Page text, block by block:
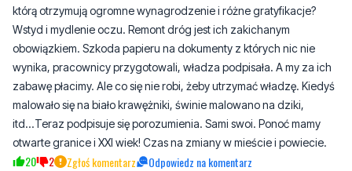
którą otrzymują ogromne wynagrodzenie i różne gratyfikacje?
Wstyd i mydlenie oczu. Remont dróg jest ich zakichanym
obowiązkiem. Szkoda papieru na dokumenty z których nic nie
wynika, pracownicy przygotowali, władza podpisała. A my za ich
zabawę płacimy. Ale co się nie robi, żeby utrzymać władzę. Kiedyś
malowało się na biało krawężniki, świnie malowano na dziki,
itd...Teraz podpisuje się porozumienia. Sami swoi. Ponoć mamy
otwarte granice i XXI wiek! Czas na zmiany w mieście i powiecie.
20 2 Zgłoś komentarz Odpowiedz na komentarz